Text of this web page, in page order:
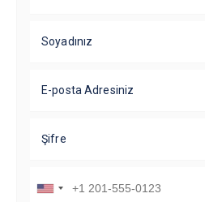
Soyadınız
E-posta Adresiniz
Şifre